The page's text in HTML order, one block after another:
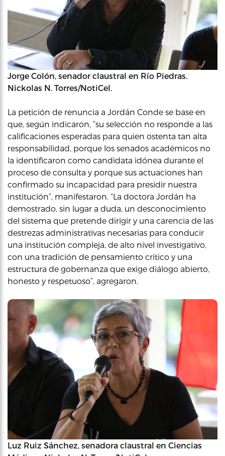
Jorge Colón, senador claustral en Río Piedras.
Nickolas N. Torres/NotiCel.
La petición de renuncia a Jordán Conde se base en
que, según indicaron, “su selección no responde a las
calificaciones esperadas para quien ostenta tan alta
responsabilidad, porque los senados académicos no
la identificaron como candidata idónea durante el
proceso de consulta y porque sus actuaciones han
confirmado su incapacidad para presidir nuestra
institución”, manifestaron. “La doctora Jordán ha
demostrado, sin lugar a duda, un desconocimiento
del sistema que pretende dirigir y una carencia de las
destrezas administrativas necesarias para conducir
una institución compleja, de alto nivel investigativo,
con una tradición de pensamiento crítico y una
estructura de gobernanza que exige diálogo abierto,
honesto y respetuoso”, agregaron.
Luz Ruiz Sánchez, senadora claustral en Ciencias